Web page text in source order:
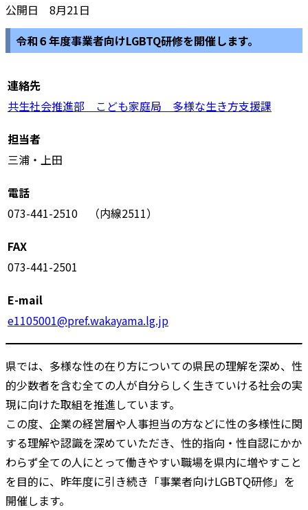
公開日 8月21日
令和６年度事業者向けLGBTQ研修を開催します。
連絡先
共生社会推進部 こども家庭局 多様な生き方支援課
担当者
三浦・上田
電話
073-441-2510 （内線2511）
FAX
073-441-2501
E-mail
e1105001@pref.wakayama.lg.jp
県では、多様な性の在り方についての県民の理解を深め、性
的少数者を含む全ての人が自分らしく生きていける社会の実
現に向けた取組を推進しています。
この度、企業の経営層や人事担当の方などに性の多様性に関
する理解や認識を深めていただき、性的指向・性自認にかか
わらず全ての人にとって働きやすい職場を県内に増やすこと
を目的に、昨年度に引き続き「事業者向けLGBTQ研修」を
開催します。